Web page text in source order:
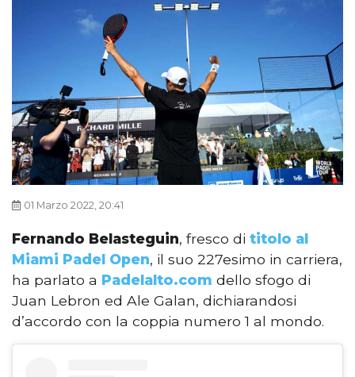
01 Marzo 2022, 20:41
Fernando Belasteguin, fresco di titolo al
Miami Padel Open, il suo 227esimo in carriera,
ha parlato a Padelalto.com dello sfogo di
Juan Lebron ed Ale Galan, dichiarandosi
d’accordo con la coppia numero 1 al mondo.